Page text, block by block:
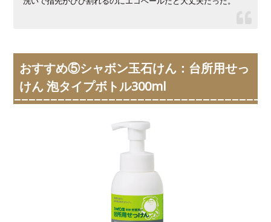
おすすめ⑤シャボン玉石けん：台所用せっ
けん 泡タイプボトル300ml